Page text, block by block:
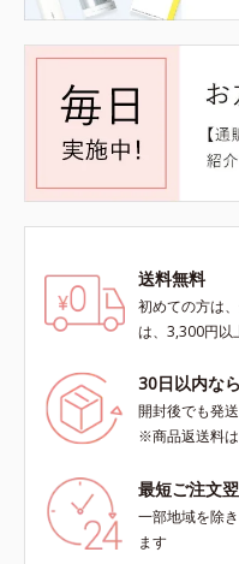
送料無料
初めての方は
は、3,300円以
30日以内な
開封後でも発
※商品返送料
最短ご注文
一部地域を除
ます